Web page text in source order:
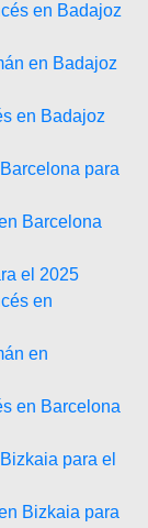
en Badajoz
en Badajoz
en Badajoz
para
Barcelona
el 2025
en
en
en Barcelona
para el
Bizkaia para